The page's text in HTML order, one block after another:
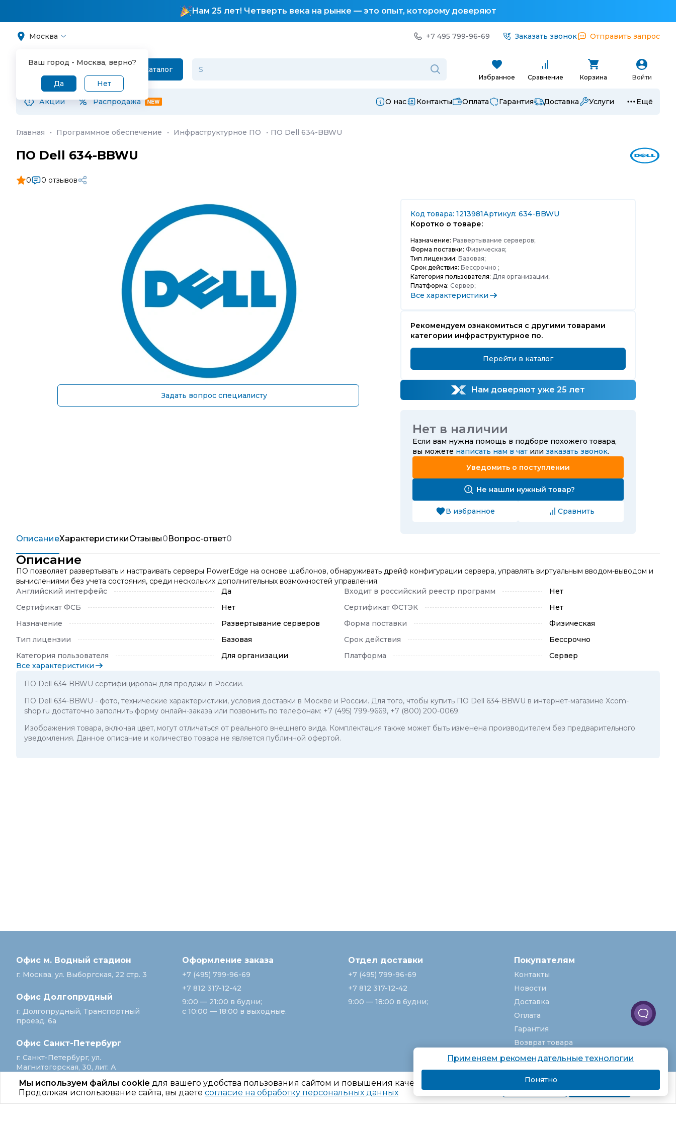
Нам 25 лет! Четверть века на рынке — это опыт, которому доверяют
Москва
Ваш город - Москва, верно?
Да Нет
+7 495 799-96-69 Заказать звонок Отправить запрос
Каталог
Избранное Сравнение Корзина Войти
Акции Распродажа О нас Контакты Оплата Гарантия Доставка Услуги Ещё
Мы используем файлы cookie для вашего удобства пользования сайтом и повышения качества рекомендаций.
Продолжая использование сайта, вы даете согласие на обработку персональных данных Подробнее Я согласен
Главная · Программное обеспечение · Инфраструктурное ПО · ПО Dell 634-BBWU
ПО Dell 634-BBWU
0 0 отзывов
Задать вопрос специалисту
Код товара: 1213981Артикул: 634-BBWU
Коротко о товаре:
Назначение: Развертывание серверов;
Форма поставки: Физическая;
Тип лицензии: Базовая;
Срок действия: Бессрочно ;
Категория пользователя: Для организации;
Платформа: Сервер;
Все характеристики
Рекомендуем ознакомиться с другими товарами
категории инфраструктурное по.
Перейти в каталог
Нам доверяют уже 25 лет
Нет в наличии
Если вам нужна помощь в подборе похожего товара,
вы можете написать нам в чат или заказать звонок.
Уведомить о поступлении
Не нашли нужный товар?
В избранное Сравнить
ОписаниеХарактеристикиОтзывы0Вопрос-ответ0
Описание
ПО позволяет развертывать и настраивать серверы PowerEdge на основе шаблонов, обнаруживать дрейф конфигурации сервера, управлять виртуальным вводом-выводом и
вычислениями без учета состояния, среди нескольких дополнительных возможностей управления.
Английский интерфейс
Да Входит в российский реестр программ
Нет
Сертификат ФСБ
Нет Сертификат ФСТЭК
Нет
Назначение
Развертывание серверов Форма поставки
Физическая
Тип лицензии
Базовая Срок действия
Бессрочно
Категория пользователя
Для организации Платформа
Сервер
Все характеристики
ПО Dell 634-BBWU сертифицирован для продажи в России.
ПО Dell 634-BBWU - фото, технические характеристики, условия доставки в Москве и России. Для того, чтобы купить ПО Dell 634-BBWU в интернет-магазине Xcom-
shop.ru достаточно заполнить форму онлайн-заказа или позвонить по телефонам: +7 (495) 799-9669, +7 (800) 200-0069.
Изображения товара, включая цвет, могут отличаться от реального внешнего вида. Комплектация также может быть изменена производителем без предварительного
уведомления. Данное описание и количество товара не является публичной офертой.
Офис м. Водный стадион
г. Москва, ул. Выборгская, 22 стр. 3
Офис Долгопрудный
г. Долгопрудный, Транспортный
проезд, 6а
Офис Санкт‑Петербург
г. Санкт‑Петербург, ул.
Магнитогорская, 30, лит. А
Оформление заказа
+7 (495) 799-96-69
+7 812 317-12-42
9:00 — 21:00 в будни;
с 10:00 — 18:00 в выходные.
Отдел доставки
+7 (495) 799-96-69
+7 812 317-12-42
9:00 — 18:00 в будни;
Покупателям
Контакты
Новости
Доставка
Оплата
Гарантия
Возврат товара
Услуги
О компании
Вакансии
Карта сайта
Применяем рекомендательные технологии
Понятно